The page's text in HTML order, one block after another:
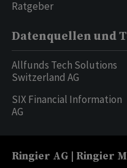
Ratgeber
Datenquellen und
Allfunds Tech Solutions
Switzerland AG
SIX Financial Information
AG
Ringier AG | Ringier